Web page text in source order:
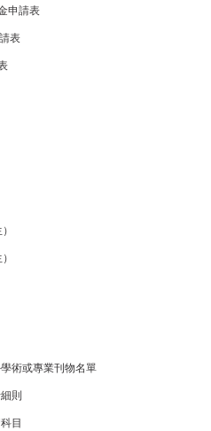
申請表
表
術或專業刊物名單
則
目